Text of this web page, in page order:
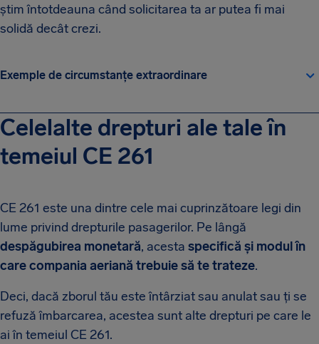
știm întotdeauna când solicitarea ta ar putea fi mai
solidă decât crezi.
Exemple de circumstanțe extraordinare
Celelalte drepturi ale tale în
temeiul CE 261
CE 261 este una dintre cele mai cuprinzătoare legi din
lume privind drepturile pasagerilor. Pe lângă
despăgubirea monetară, acesta specifică și modul în
care compania aeriană trebuie să te trateze.
Deci, dacă zborul tău este întârziat sau anulat sau ți se
refuză îmbarcarea, acestea sunt alte drepturi pe care le
ai în temeiul CE 261.